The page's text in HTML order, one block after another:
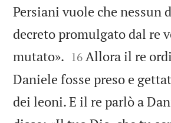
Persiani vuole che nessun
decreto promulgato dal re
mutato». 

16 Allora il re
Daniele fosse preso e
dei leoni. E il re parlò a